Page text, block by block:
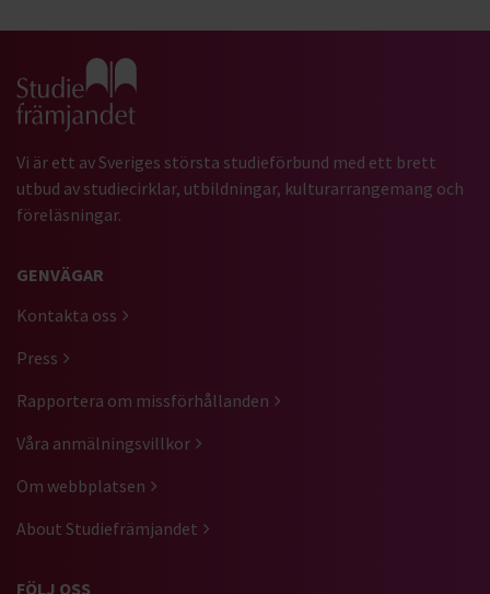
Gå till studiefrämjandets startsida
Vi är ett av Sveriges största studieförbund med ett brett
utbud av studiecirklar, utbildningar, kulturarrangemang och
föreläsningar.
GENVÄGAR
Kontakta oss
Press
Rapportera om missförhållanden
Våra anmälningsvillkor
Om webbplatsen
About Studiefrämjandet
FÖLJ OSS